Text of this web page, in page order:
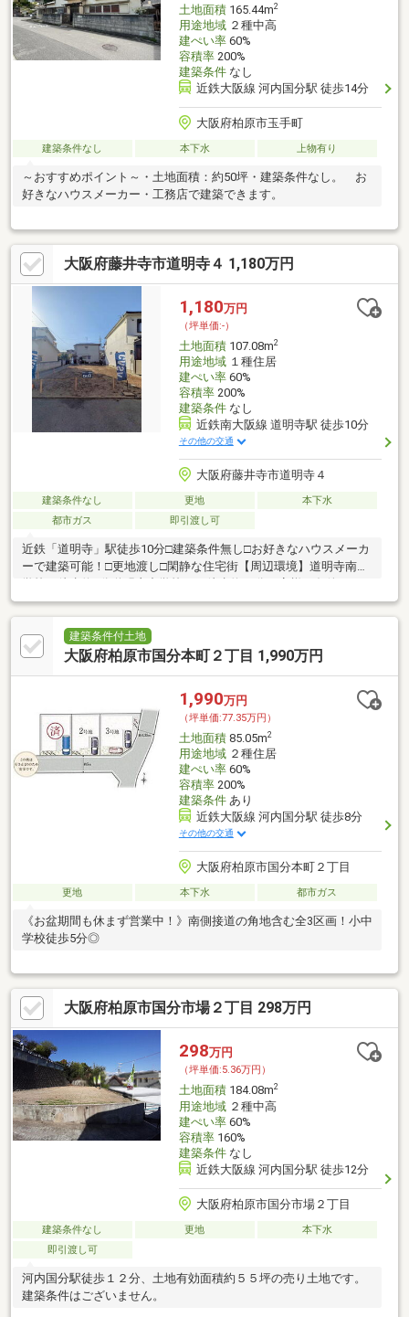
土地面積165.44m2
用途地域２種中高
建ぺい率60%
容積率200%
建築条件なし
近鉄大阪線 河内国分駅 徒歩14分
大阪府柏原市玉手町
建築条件なし 本下水 上物有り
～おすすめポイント～・土地面積：約50坪・建築条件なし。 お
好きなハウスメーカー・工務店で建築できます。
大阪府藤井寺市道明寺４ 1,180万円
1,180万円
（坪単価:-）
土地面積107.08m2
用途地域１種住居
建ぺい率60%
容積率200%
建築条件なし
近鉄南大阪線 道明寺駅 徒歩10分
その他の交通
大阪府藤井寺市道明寺４
建築条件なし 更地
本下水
都市ガス
即引渡し可
近鉄「道明寺」駅徒歩10分□建築条件無し□お好きなハウスメーカ
ーで建築可能！□更地渡し□閑静な住宅街【周辺環境】道明寺南小
をしっかりとお伺いし、お家探しのパートナーとしてサポートさ
せて頂きます♪土日祝はもちろん、平日やお仕事帰り、お子さまの
お迎えまでのちょっと空いた時間などなどご予約につきましては
【見学予約】ボタンよりメール、またはフリーダイヤル【0120-
建築条件付土地
大阪府柏原市国分本町２丁目 1,990万円
1,990万円
（坪単価:77.35万円）
土地面積85.05m2
用途地域２種住居
建ぺい率60%
容積率200%
建築条件あり
近鉄大阪線 河内国分駅 徒歩8分
その他の交通
大阪府柏原市国分本町２丁目
更地 本下水 都市ガス
《お盆期間も休まず営業中！》南側接道の角地含む全3区画！小中
学校徒歩5分◎
大阪府柏原市国分市場２丁目 298万円
298万円
（坪単価:5.36万円）
土地面積184.08m2
用途地域２種中高
建ぺい率60%
容積率160%
建築条件なし
近鉄大阪線 河内国分駅 徒歩12分
大阪府柏原市国分市場２丁目
建築条件なし 更地
本下水
即引渡し可
河内国分駅徒歩１２分、土地有効面積約５５坪の売り土地です。
建築条件はございません。